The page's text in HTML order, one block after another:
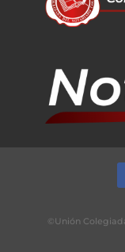
©Unión